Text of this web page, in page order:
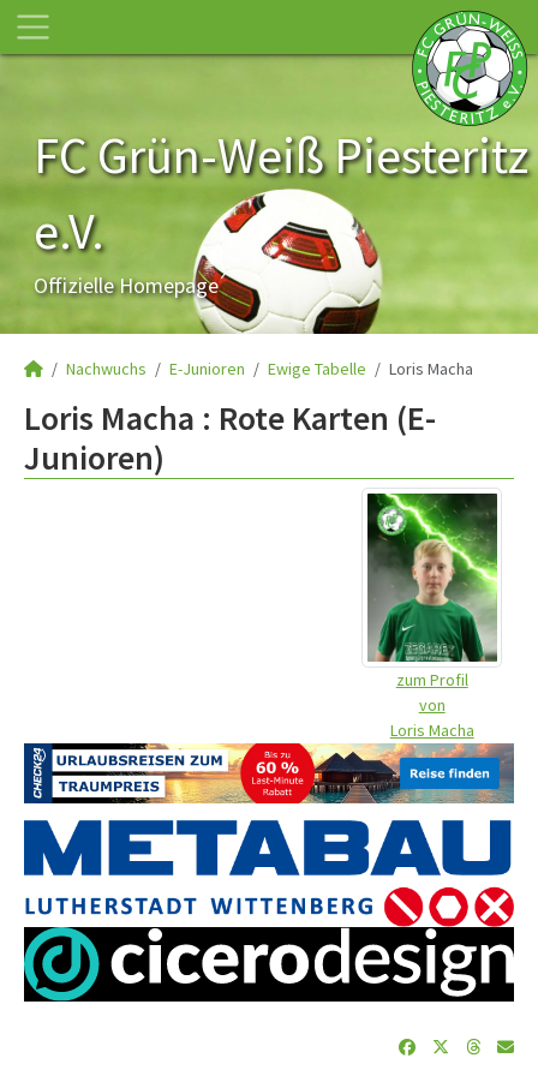
FC Grün-Weiß Piesteritz
e.V.
Offizielle Homepage
Nachwuchs E-Junioren Ewige Tabelle Loris Macha
Loris Macha : Rote Karten (E-
Junioren)
zum Profil
von
Loris Macha